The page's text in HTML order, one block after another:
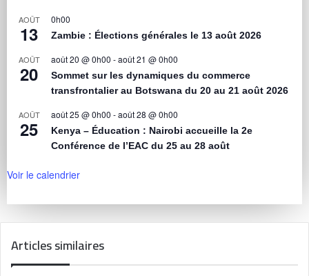
AOÛT
13
0h00
Zambie : Élections générales le 13 août 2026
AOÛT
20
août 20 @ 0h00 -août 21 @ 0h00
Sommet sur les dynamiques du commerce
transfrontalier au Botswana du 20 au 21 août 2026
AOÛT
25
août 25 @ 0h00 -août 28 @ 0h00
Kenya – Éducation : Nairobi accueille la 2e
Conférence de l’EAC du 25 au 28 août
Voir le calendrier
Articles similaires